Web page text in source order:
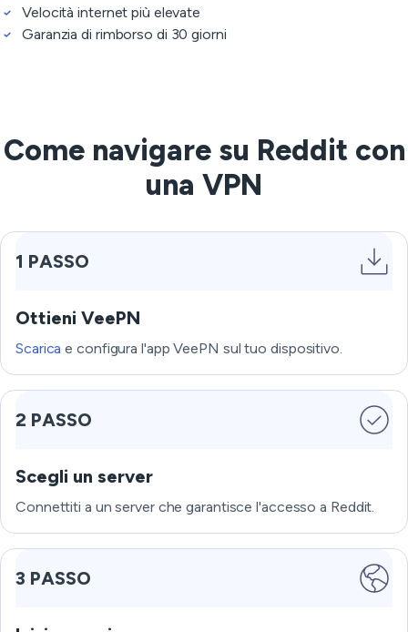
Velocità internet più elevate
Garanzia di rimborso di 30 giorni
Come navigare su Reddit con
una VPN
1 PASSO
Ottieni VeePN
Scarica e configura l'app VeePN sul tuo dispositivo.
2 PASSO
Scegli un server
Connettiti a un server che garantisce l'accesso a Reddit.
3 PASSO